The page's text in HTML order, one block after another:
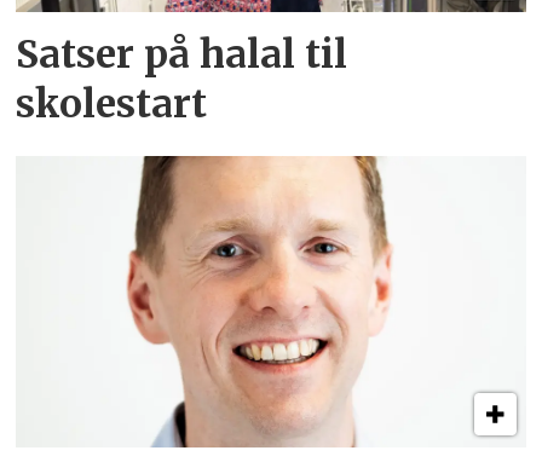
Satser på halal til
skolestart